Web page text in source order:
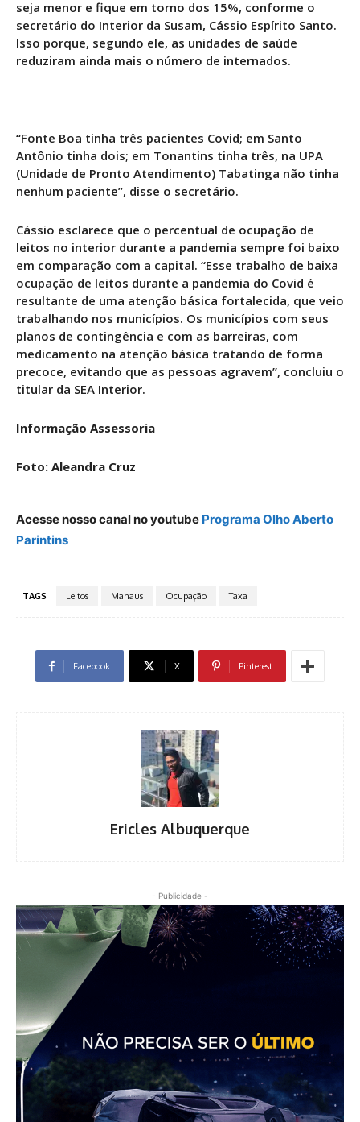
seja menor e fique em torno dos 15%, conforme o
secretário do Interior da Susam, Cássio Espírito Santo.
Isso porque, segundo ele, as unidades de saúde
reduziram ainda mais o número de internados.
“Fonte Boa tinha três pacientes Covid; em Santo
Antônio tinha dois; em Tonantins tinha três, na UPA
(Unidade de Pronto Atendimento) Tabatinga não tinha
nenhum paciente”, disse o secretário.
Cássio esclarece que o percentual de ocupação de
leitos no interior durante a pandemia sempre foi baixo
em comparação com a capital. “Esse trabalho de baixa
ocupação de leitos durante a pandemia do Covid é
resultante de uma atenção básica fortalecida, que veio
trabalhando nos municípios. Os municípios com seus
planos de contingência e com as barreiras, com
medicamento na atenção básica tratando de forma
precoce, evitando que as pessoas agravem”, concluiu o
titular da SEA Interior.
Informação Assessoria
Foto: Aleandra Cruz
Acesse nosso canal no youtube Programa Olho Aberto
Parintins
TAGS Leitos Manaus Ocupação Taxa
Facebook X Pinterest
Ericles Albuquerque
- Publicidade -